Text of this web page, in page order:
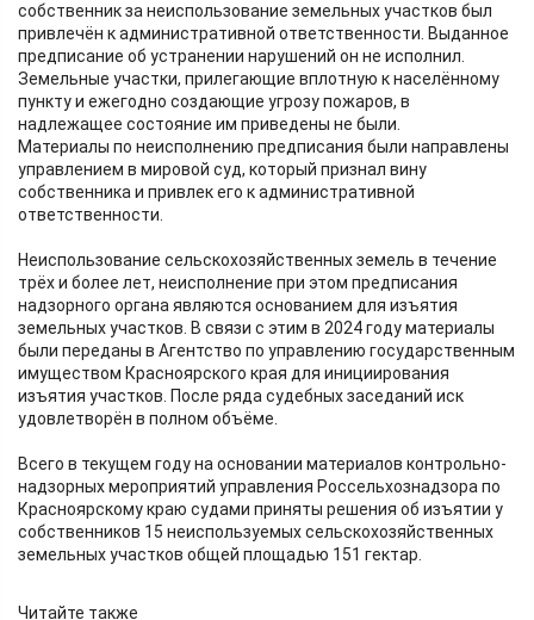
собственник за неиспользование земельных участков был
привлечён к административной ответственности. Выданное
предписание об устранении нарушений он не исполнил.
Земельные участки, прилегающие вплотную к населённому
пункту и ежегодно создающие угрозу пожаров, в
надлежащее состояние им приведены не были.
Материалы по неисполнению предписания были направлены
управлением в мировой суд, который признал вину
собственника и привлек его к административной
ответственности.
Неиспользование сельскохозяйственных земель в течение
трёх и более лет, неисполнение при этом предписания
надзорного органа являются основанием для изъятия
земельных участков. В связи с этим в 2024 году материалы
были переданы в Агентство по управлению государственным
имуществом Красноярского края для инициирования
изъятия участков. После ряда судебных заседаний иск
удовлетворён в полном объёме.
Всего в текущем году на основании материалов контрольно-
надзорных мероприятий управления Россельхознадзора по
Красноярскому краю судами приняты решения об изъятии у
собственников 15 неиспользуемых сельскохозяйственных
земельных участков общей площадью 151 гектар.
Читайте также